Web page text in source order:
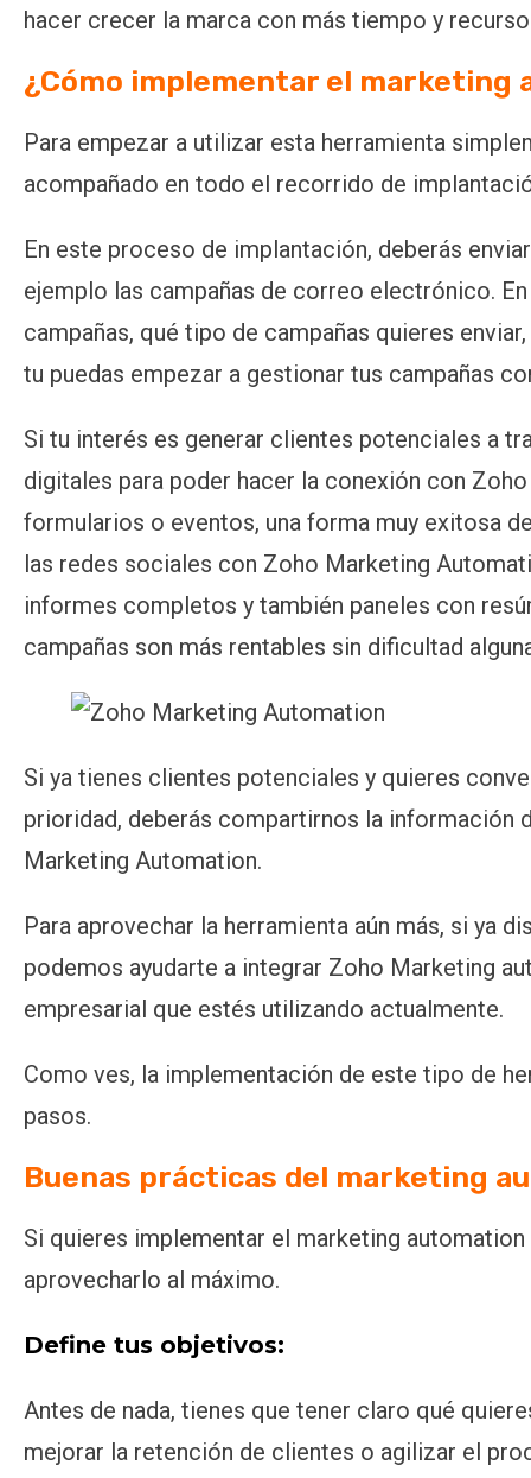
hacer crecer la marca con más tiempo y
¿Cómo implementar el marketing
Para empezar a utilizar esta herramienta
acompañado en todo el recorrido de
En este proceso de implantación, deberás
ejemplo las campañas de correo electrónico.
campañas, qué tipo de campañas quieres
tu puedas empezar a gestionar tus campañas
Si tu interés es generar clientes potenciales a
digitales para poder hacer la conexión con
formularios o eventos, una forma muy exitosa
las redes sociales con Zoho Marketing
informes completos y también paneles con
campañas son más rentables sin dificultad
Si ya tienes clientes potenciales y quieres
prioridad, deberás compartirnos la
Marketing Automation.
Para aprovechar la herramienta aún más, si ya
podemos ayudarte a integrar Zoho Marketing
empresarial que estés utilizando actualmente.
Como ves, la implementación de este tipo de
pasos.
Buenas prácticas del marketing
Si quieres implementar el marketing
aprovecharlo al máximo.
Define tus objetivos:
Antes de nada, tienes que tener claro qué
mejorar la retención de clientes o agilizar el